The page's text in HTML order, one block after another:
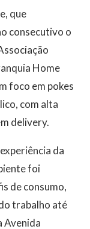
que
consecutivo o
Home
foco em pokes
com alta
delivery.
da
foi
de consumo,
trabalho até
Avenida